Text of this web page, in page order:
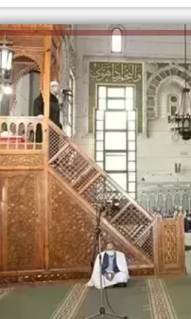
الكاتبة إلهام شرشر تهنئ الرئيس
السيسي بعيد ميلاده وتُشيد بجهوده
في بناء الدولة